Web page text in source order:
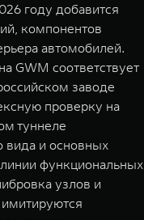
году добавится
компонентов
автомобилей.
GWM соответствует
заводе
проверку на
туннеле
вида и основных
линии функциональных
узлов и
имитируются